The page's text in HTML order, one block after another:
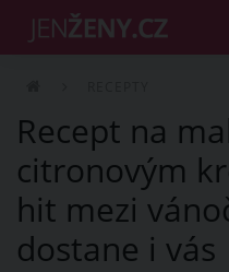
Recept na
citronovým
hit mezi
dostane i vás